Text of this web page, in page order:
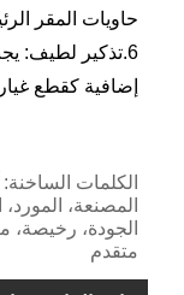
حاويات المقر
6.تذكير لطيف:
إضافية كقطع
الكلمات
المصنعة،
الجودة، رخيصة،
متقدم